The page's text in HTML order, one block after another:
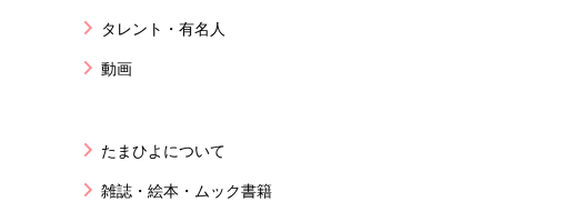
タレント・有名人
動画
たまひよについて
雑誌・絵本・ムック書籍